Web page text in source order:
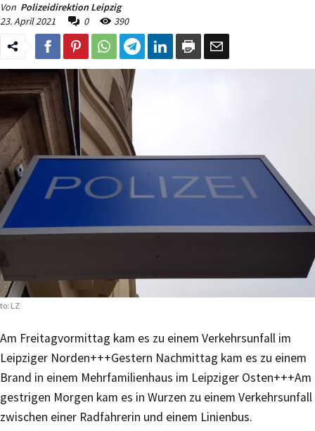
Von Polizeidirektion Leipzig
23. April 2021
0 390
LZ
Am Freitagvormittag kam es zu einem Verkehrsunfall im
Leipziger Norden+++Gestern Nachmittag kam es zu einem
Brand in einem Mehrfamilienhaus im Leipziger Osten+++Am
gestrigen Morgen kam es in Wurzen zu einem Verkehrsunfall
zwischen einer Radfahrerin und einem Linienbus.